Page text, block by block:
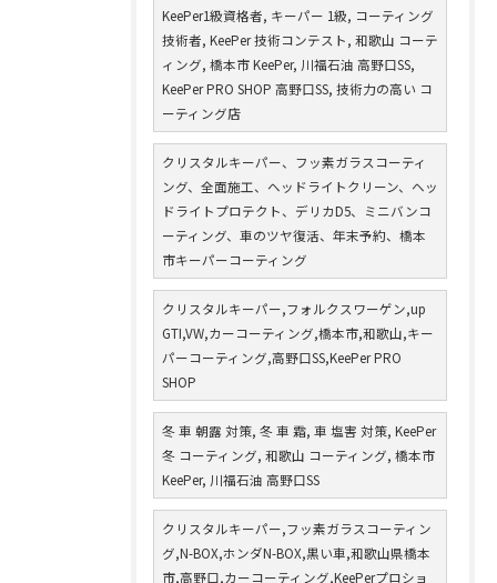
KeePer1級資格者, キーパー 1級, コーティング
技術者, KeePer 技術コンテスト, 和歌山 コーテ
ィング, 橋本市 KeePer, 川福石油 高野口SS,
KeePer PRO SHOP 高野口SS, 技術力の高い コ
ーティング店
クリスタルキーパー、フッ素ガラスコーティ
ング、全面施工、ヘッドライトクリーン、ヘッ
ドライトプロテクト、デリカD5、ミニバンコ
ーティング、車のツヤ復活、年末予約、橋本
市キーパーコーティング
クリスタルキーパー,フォルクスワーゲン,up
GTI,VW,カーコーティング,橋本市,和歌山,キー
パーコーティング,高野口SS,KeePer PRO
SHOP
冬 車 朝露 対策, 冬 車 霜, 車 塩害 対策, KeePer
冬 コーティング, 和歌山 コーティング, 橋本市
KeePer, 川福石油 高野口SS
クリスタルキーパー,フッ素ガラスコーティン
グ,N-BOX,ホンダN-BOX,黒い車,和歌山県橋本
市,高野口,カーコーティング,KeePerプロショ